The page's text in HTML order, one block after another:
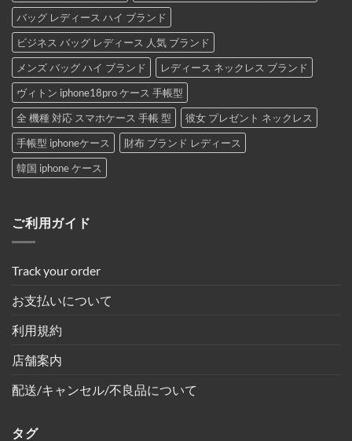
バッグ レディース ハイ ブランド
ビジネス バッグ レディース 人気 ブランド
メンズ バッグ ハイ ブランド
レディース ネックレス ブランド
ヴィトン iphone18pro ケース 手帳型
全 機種 対応 スマホケース 手帳 型
彼女 プレゼント ネックレス
手帳型 iphoneケース
財布 ブランド レディース
韓国 iphone ケース
ご利用ガイド
Track your order
お支払いについて
利用規約
店舗案内
配送/キャンセル/不良品について
タグ